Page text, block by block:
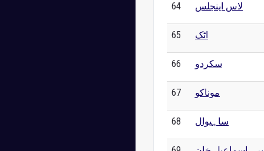
64 لاس اینجلس
65 اٹک
66 سکردو
67 موناکو
68 ساہیوال